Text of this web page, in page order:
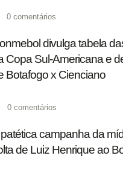
0 comentários
divulga tabela
Copa Sul-Americana e
Botafogo x Cienciano
0 comentários
campanha da
de Luiz Henrique ao